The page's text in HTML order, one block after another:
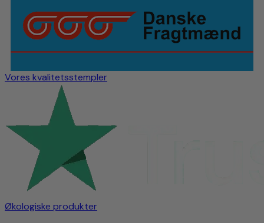
Vores kvalitetsstempler
Økologiske produkter